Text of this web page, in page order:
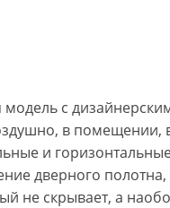
с
в помещении,
и
дверного
не скрывает, а